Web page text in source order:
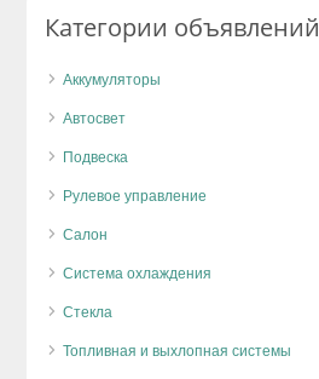
Категории объявлений
Аккумуляторы
Автосвет
Подвеска
Рулевое управление
Салон
Система охлаждения
Стекла
Топливная и выхлопная системы